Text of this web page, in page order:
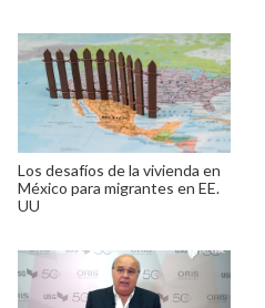
Los desafíos de la vivienda en
México para migrantes en EE.
UU